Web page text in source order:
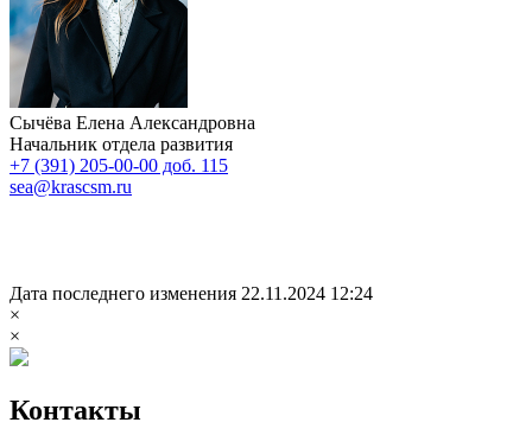
Сычёва Елена Александровна
Начальник отдела развития
+7 (391) 205-00-00 доб. 115
sea@krascsm.ru
Дата последнего изменения 22.11.2024 12:24
×
×
Контакты